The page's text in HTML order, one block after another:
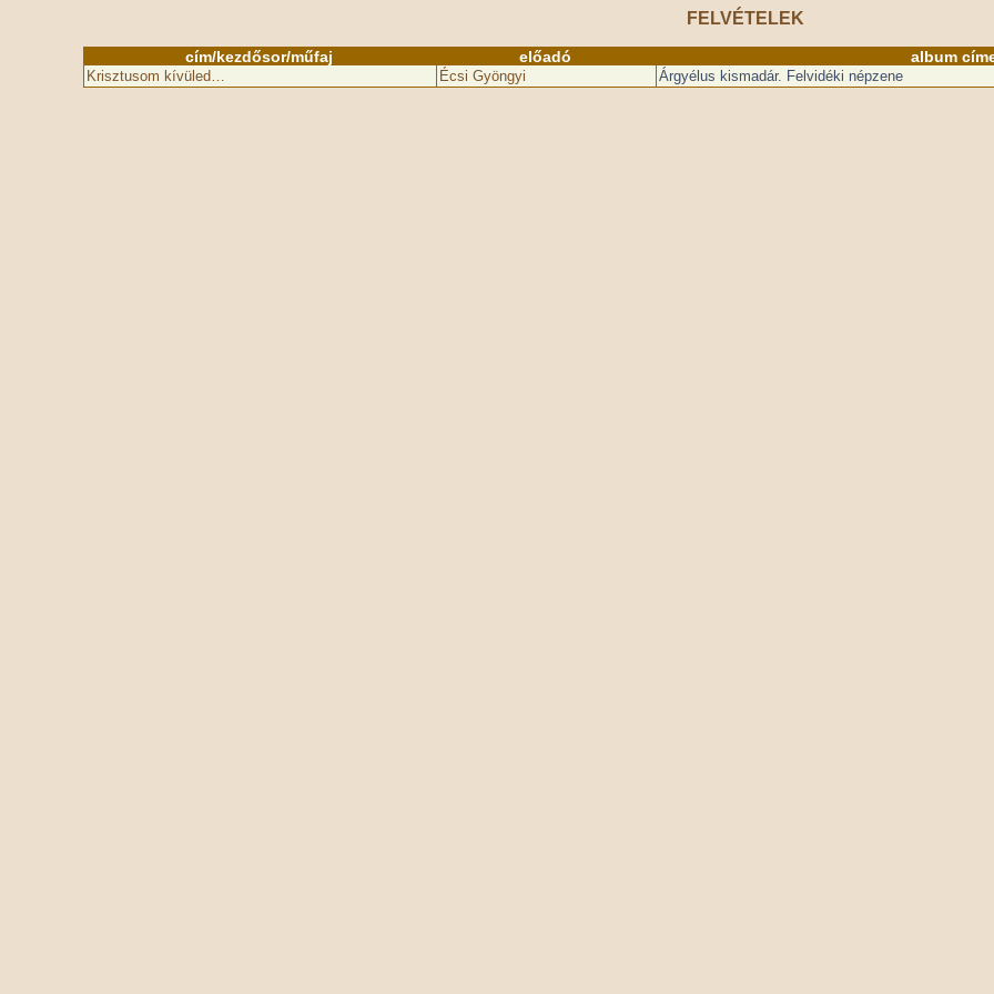
FELVÉTELEK
cím/kezdősor/műfaj előadó album
Krisztusom kívüled… Écsi Gyöngyi Árgyélus kismadár. Felvidéki népzene